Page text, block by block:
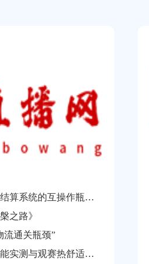
2026世界杯多币种跨境支付体系：异构结算系统的互操作瓶颈与协同发展路径
之路》
流通关瓶颈”
午间西晒环境下李维斯球场看台遮阳性能实测与观赛热舒适影响分析